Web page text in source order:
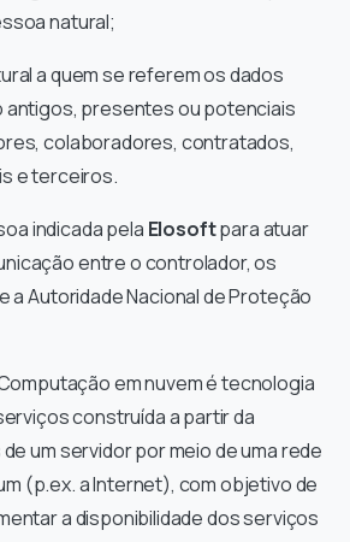
natural;
a quem se referem os dados
antigos, presentes ou potenciais
colaboradores, contratados,
e terceiros.
indicada pela Elosoftpara atuar
entre o controlador, os
a Autoridade Nacional de Proteção
em nuvem é tecnologia
construída a partir da
um servidor por meio de uma rede
(p.ex. a Internet), com objetivo de
a disponibilidade dos serviços